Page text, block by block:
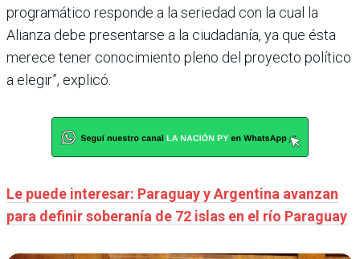
programático responde a la seriedad con la cual la
Alianza debe presentarse a la ciudadanía, ya que ésta
merece tener conocimiento pleno del proyecto político
a elegir”, explicó.
Le puede interesar: Paraguay y Argentina avanzan
para definir soberanía de 72 islas en el río Paraguay